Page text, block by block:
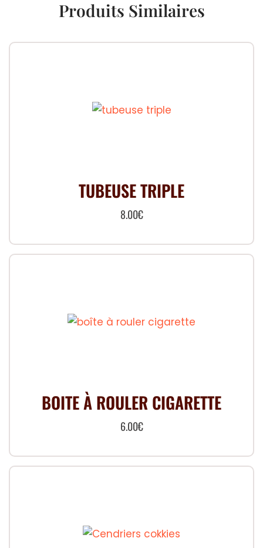
Produits Similaires
TUBEUSE TRIPLE
8.00€
BOITE À ROULER CIGARETTE
6.00€